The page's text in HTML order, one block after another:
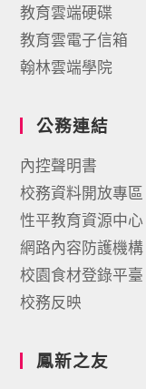
教育雲端硬碟
教育雲電子信箱
翰林雲端學院
公務連結
內控聲明書
校務資料開放專區
性平教育資源中心
網路內容防護機構
校園食材登錄平臺
校務反映
鳳新之友